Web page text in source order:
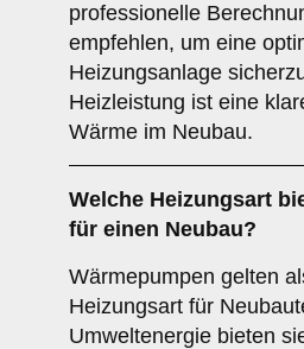
professionelle
empfehlen, um eine
Heizungsanlage
Heizleistung ist eine
Wärme im Neubau.
Welche Heizungsart
für einen Neubau?
Wärmepumpen gelten
Heizungsart für
Umweltenergie bieten